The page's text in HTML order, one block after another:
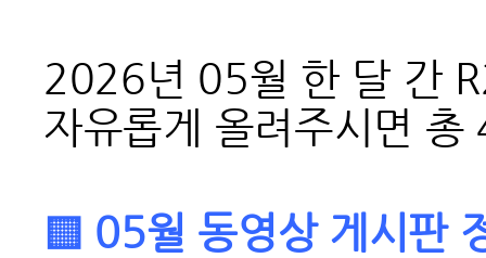
2026년 05월 한 달 간
자유롭게 올려주시면 총
▒ 05월 동영상 게시판